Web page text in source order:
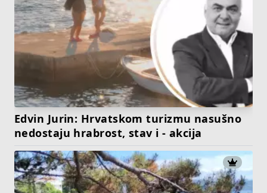
Edvin Jurin: Hrvatskom turizmu nasušno
nedostaju hrabrost, stav i - akcija